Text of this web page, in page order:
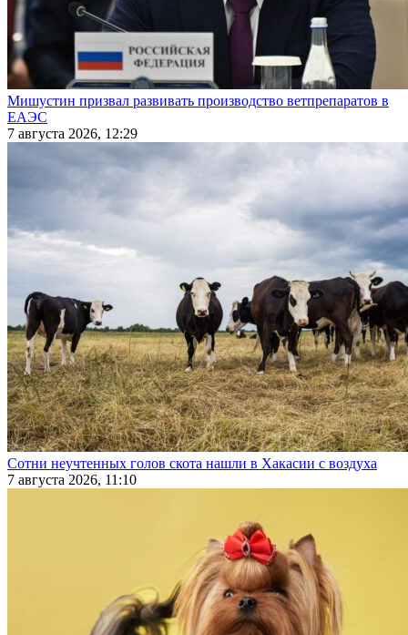
Мишустин призвал развивать производство ветпрепаратов в
ЕАЭС
7 августа 2026, 12:29
Сотни неучтенных голов скота нашли в Хакасии с воздуха
7 августа 2026, 11:10